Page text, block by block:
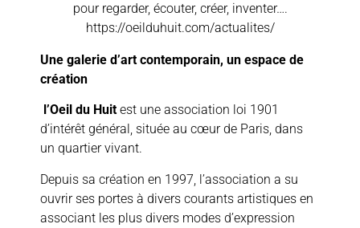
pour regarder, écouter, créer, inventer….
https://oeilduhuit.com/actualites/
Une galerie d’art contemporain, un espace de
création
l’Oeil du Huit est une association loi 1901
d’intérêt général, située au cœur de Paris, dans
un quartier vivant.
Depuis sa création en 1997, l’association a su
ouvrir ses portes à divers courants artistiques en
associant les plus divers modes d’expression